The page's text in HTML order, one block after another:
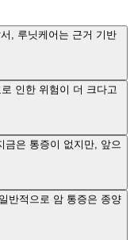
, 루닛케어는 근거 기반
인한 위험이 더 크다고
금은 통증이 없지만, 앞으
반적으로 암 통증은 종양